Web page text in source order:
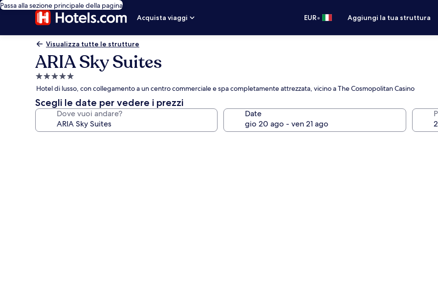
Passa alla sezione principale della pagina
Acquista viaggi
EUR• Aggiungi la tua struttura
Visualizza tutte le strutture
ARIA Sky Suites
Struttura
a
5.0
stelle
Hotel di lusso, con collegamento a un centro commerciale e spa completamente attrezzata, vicino a The Cosmopolitan Casino
Scegli le date per vedere i prezzi
Dove vuoi andare? Date